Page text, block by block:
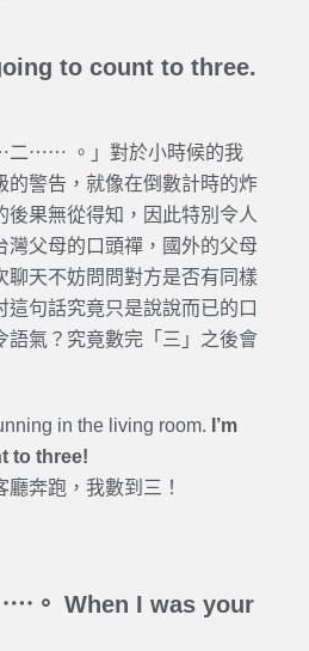
to count to three.
二⋯⋯ 。」對於小時候的我
的警告，就像在倒數計時的炸
後果無從得知，因此特別令人
灣父母的口頭禪，國外的父母
聊天不妨問問對方是否有同樣
這句話究竟只是說說而已的口
語氣？究竟數完「三」之後會
in the living room. I’m
to three!
奔跑，我數到三！
。 When I was your